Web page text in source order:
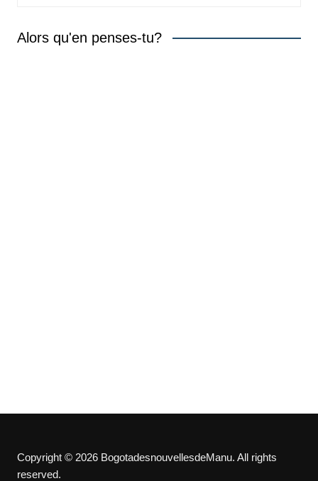
Alors qu'en penses-tu?
Copyright © 2026 BogotadesnouvellesdeManu. All rights
reserved.